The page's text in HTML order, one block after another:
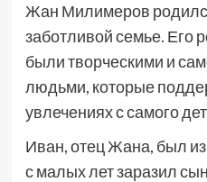
Жан Милимеров
заботливой семье. Его
были творческими и
людьми, которые
увлечениях с самого
Иван, отец Жана, был
с малых лет заразил